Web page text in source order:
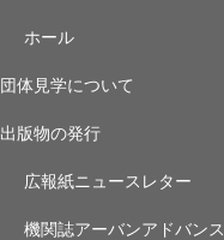
ホール
団体見学について
出版物の発行
広報紙ニュースレター
機関誌アーバンアドバンス